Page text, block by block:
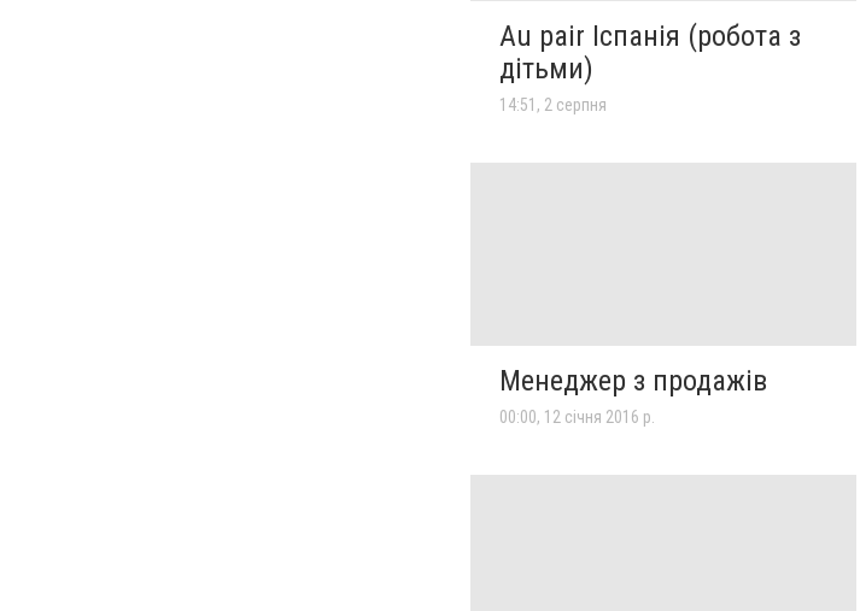
Au pair Іспанія (робота з
дітьми)
14:51, 2 серпня
Менеджер з продажів
00:00, 12 січня 2016 р.